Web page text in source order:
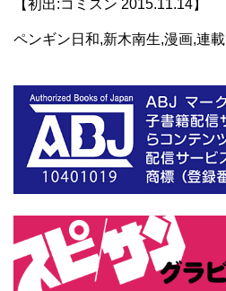
【初出:コミスン 2015.11.14】
ペンギン日和,新木南生,漫画,連載